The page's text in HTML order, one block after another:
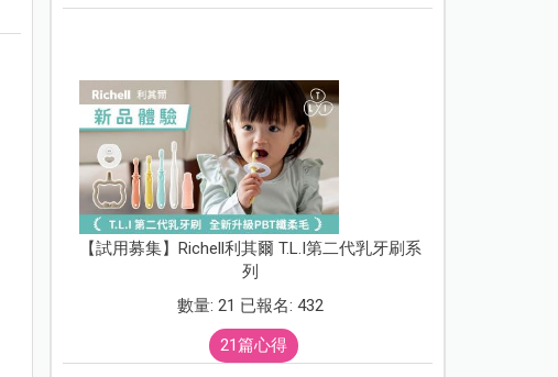
【試用募集】Richell利其爾 T.L.I第二代乳牙刷系
列
數量: 21 已報名: 432
21篇心得